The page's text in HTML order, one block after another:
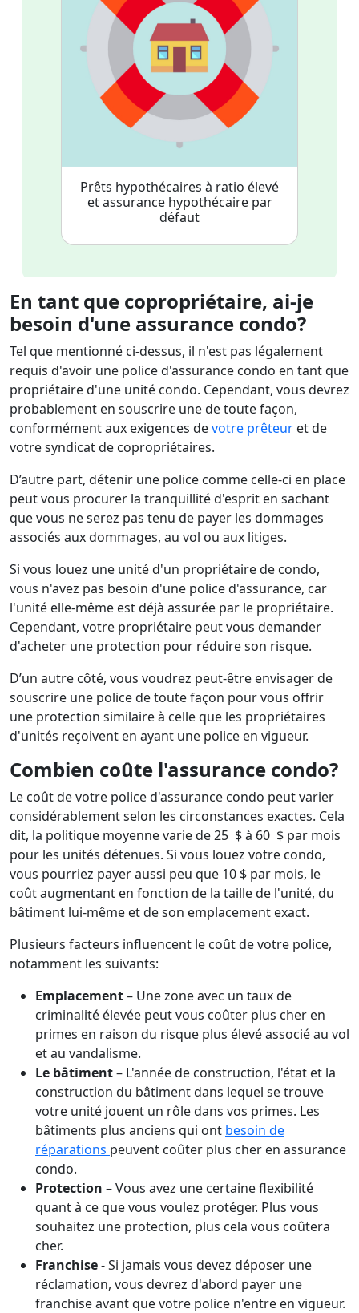
Prêts hypothécaires à ratio élevé
et assurance hypothécaire par
défaut
En tant que copropriétaire, ai-je
besoin d'une assurance condo?
Tel que mentionné ci-dessus, il n'est pas légalement
requis d'avoir une police d'assurance condo en tant que
propriétaire d'une unité condo. Cependant, vous devrez
probablement en souscrire une de toute façon,
conformément aux exigences devotre prêteur et de
votre syndicat de copropriétaires.
D’autre part, détenir une police comme celle-ci en place
peut vous procurer la tranquillité d'esprit en sachant
que vous ne serez pas tenu de payer les dommages
associés aux dommages, au vol ou aux litiges.
Si vous louez une unité d'un propriétaire de condo,
vous n'avez pas besoin d'une police d'assurance, car
l'unité elle-même est déjà assurée par le propriétaire.
Cependant, votre propriétaire peut vous demander
d'acheter une protection pour réduire son risque.
D’un autre côté, vous voudrez peut-être envisager de
souscrire une police de toute façon pour vous offrir
une protection similaire à celle que les propriétaires
d'unités reçoivent en ayant une police en vigueur.
Combien coûte l'assurance condo?
Le coût de votre police d'assurance condo peut varier
considérablement selon les circonstances exactes. Cela
dit, la politique moyenne varie de 25 $ à 60 $ par mois
pour les unités détenues. Si vous louez votre condo,
vous pourriez payer aussi peu que 10 $ par mois, le
coût augmentant en fonction de la taille de l'unité, du
bâtiment lui-même et de son emplacement exact.
Plusieurs facteurs influencent le coût de votre police,
notamment les suivants:
Emplacement– Une zone avec un taux de
criminalité élevée peut vous coûter plus cher en
primes en raison du risque plus élevé associé au vol
et au vandalisme.
Le bâtiment– ​​L'année de construction, l'état et la
construction du bâtiment dans lequel se trouve
votre unité jouent un rôle dans vos primes. Les
bâtiments plus anciens qui ont besoin de
réparations peuvent coûter plus cher en assurance
condo.
Protection – Vous avez une certaine flexibilité
quant à ce que vous voulez protéger. Plus vous
souhaitez une protection, plus cela vous coûtera
cher.
Franchise- Si jamais vous devez déposer une
réclamation, vous devrez d'abord payer une
franchise avant que votre police n'entre en vigueur.